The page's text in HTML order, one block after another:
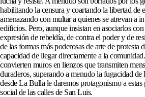
habilitando la censura y coartando la libertad de
amenazando con multar a quienes se atrevan a
edificios. Pero, aunque insistan en asociarlos
expresión de rebeldía, de contra el poder y de
de las formas más poderosas de arte de protesta
capacidad de llegar directamente a la
convierten muros en lienzos que transmiten
duraderos, superando a menudo la fugacidad de
desde La Bulla le daremos protagonismo a estas
social de las calles de San Luis.